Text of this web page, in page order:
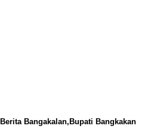
Berita Bangakalan Bupati Bangkakan